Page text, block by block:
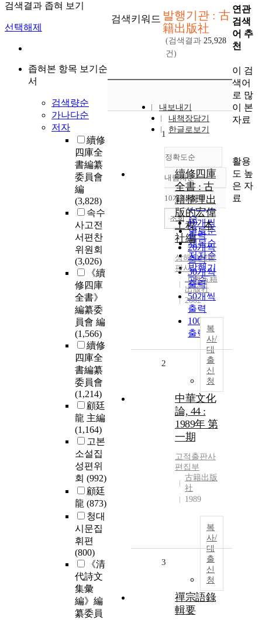
검색결과 좁혀 보기
선택해제
좁혀본 항목 보기순
서
검색량순
가나다순
저자
續修
四庫全
書編纂
委員會
編
(3,828)
속수
사고전
서편찬
위원회
(3,026)
《續
修四庫
全書》
編纂委
員會 編
(1,566)
續修
四庫全
書編纂
委員會
(1,214)
顧廷
龍 主編
(1,164)
고본
소설집
성편위
회 (992)
顧廷
龍 (873)
청대
시문집
휘편
(800)
《清
代詩文
集彙
編》編
纂委員
검색키워드 발행기관 : 古
籍出版社
(검색결과 25,928
건)
내보내기
내책장담기
한글로보기
정확도순
정확도
순
인기도
순
연도순
제목순
저자순
발행기
관순
내림차순
내림차순
10개씩 출력
10개씩
출력
20개씩
출력
30개씩
출력
50개씩
출력
100개씩
출력
조회
1
續修四庫
全書 : 古
籍整理出
版的宏偉
工程 , 本
社編
상해고적출
판사
上海古籍
出版社
2002
복
사/
대
출
신
청
2
中華文化
論, 44 :
1989年 第
一期
고적출판사
편집부
古籍出版
社
1989
복
사/
대
출
신
청
3
禪宗語錄
輯要
연관
검색
어 추
천
이 검
색어
로 많
이 본
자료
활용
도 높
은 자
료